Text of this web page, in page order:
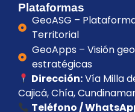
Plataformas
GeoASG –
Territorial
GeoApps – Visión
estratégicas
Dirección:Vía Milla
Cajicá, Chía,
Teléfono /